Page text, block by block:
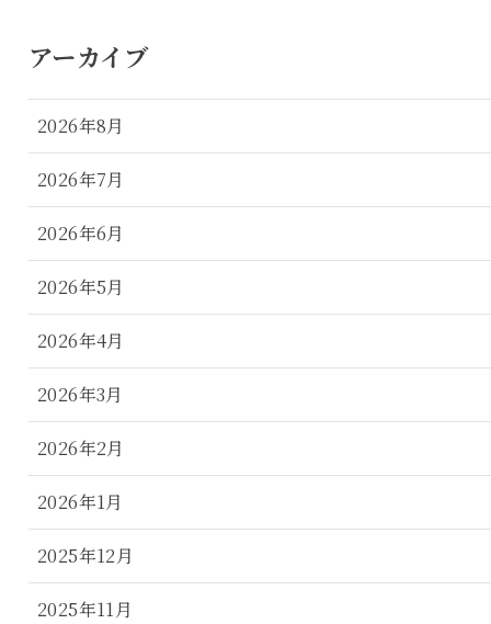
アーカイブ
2026年8月
2026年7月
2026年6月
2026年5月
2026年4月
2026年3月
2026年2月
2026年1月
2025年12月
2025年11月